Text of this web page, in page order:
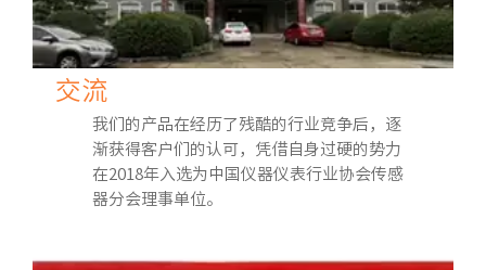
交流
我们的产品在经历了残酷的行业竞争后，逐
渐获得客户们的认可，凭借自身过硬的势力
在2018年入选为中国仪器仪表行业协会传感
器分会理事单位。